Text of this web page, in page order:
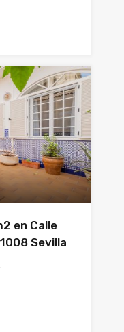
en Calle
Sevilla